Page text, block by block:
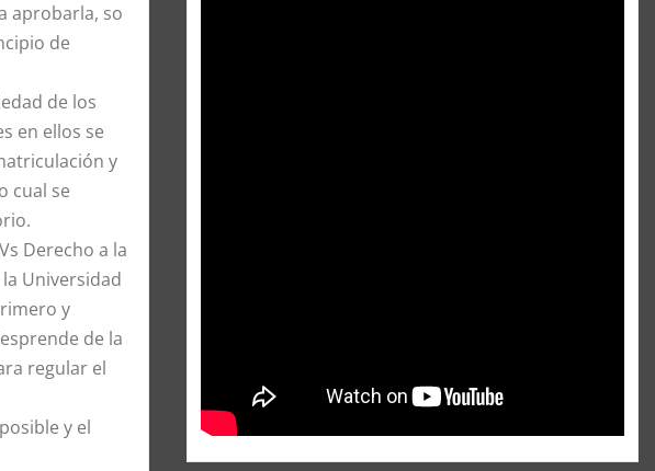
aprobarla, so
de
de los
en ellos se
y
cual se
Derecho a la
Universidad
y
de la
regular el
y el